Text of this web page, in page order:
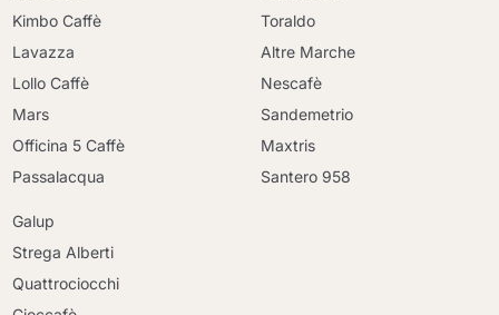
Kimbo Caffè
Lavazza
Lollo Caffè
Mars
Officina 5 Caffè
Passalacqua
Toraldo
Altre Marche
Nescafè
Sandemetrio
Maxtris
Santero 958
Galup
Strega Alberti
Quattrociocchi